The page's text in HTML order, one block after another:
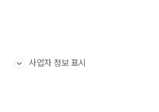
사업자 정보 표시